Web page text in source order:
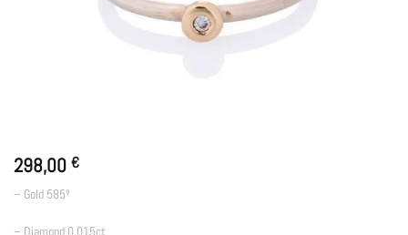
298,00 €
– Gold 585º
– Diamond 0.015ct